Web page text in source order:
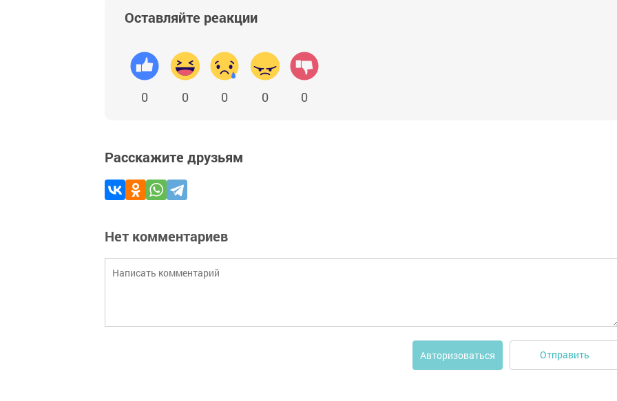
Оставляйте реакции
0 0 0 0 0
Расскажите друзьям
Нет комментариев
Авторизоваться Отправить